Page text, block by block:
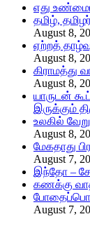
எது
தமிழ்,
August 8,
ஏற்றத்
August 8,
கிராமத்து
August 8,
யாருடன்
இருக்கும்
உலகில்
August 8,
மேகதாது
August 7,
இந்தோ –
கணக்கு
August 7,